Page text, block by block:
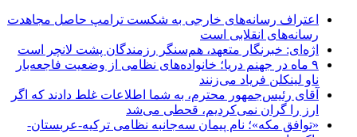
اعتراف رسانه‌های خارجی به شکست ترامپ حاصل مجاهدت
رسانه‌های انقلابی است
اژه‌ای: خبرنگار متعهد، هم‌سنگر رزمندگان پشت لانچر است
۹ ماه در جهنم دریا؛ خانواده‌های نظامی از وضعیت فاجعه‌بار
ناو لینکلن فریاد می‌زنند
آقای رئیس‌جمهور محترم، به شما اطلاعات غلط دادند که اگر
ارز را گران نمی‌کردیم، قحطی می‌شد
«توافق مکه»؛ نام پیمان سه‌جانبه نظامی ترکیه-عربستان-